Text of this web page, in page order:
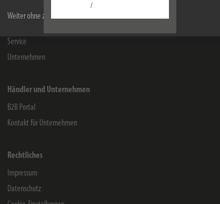
Weiter ohne zu akzeptieren
/
Chemie-Informationen
Service
Unternehmen
Händler und Unternehmen
B2B Portal
Kontakt für Unternehmen
Rechtliches
Impressum
Datenschutz